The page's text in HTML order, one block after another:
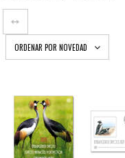
ORDENAR POR NOVEDAD